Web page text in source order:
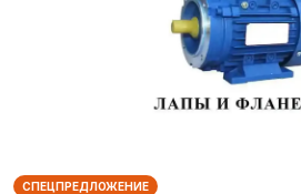
СПЕЦПРЕДЛОЖЕНИЕ